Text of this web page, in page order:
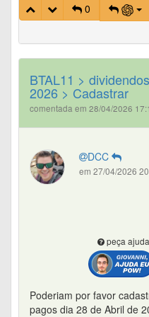
0
BTAL11 >
2026 > Cadastrar
comentada em 28/04/2026
DCC
em 27/04/2026
peça
Poderiam por favor
pagos dia 28 de Abril de